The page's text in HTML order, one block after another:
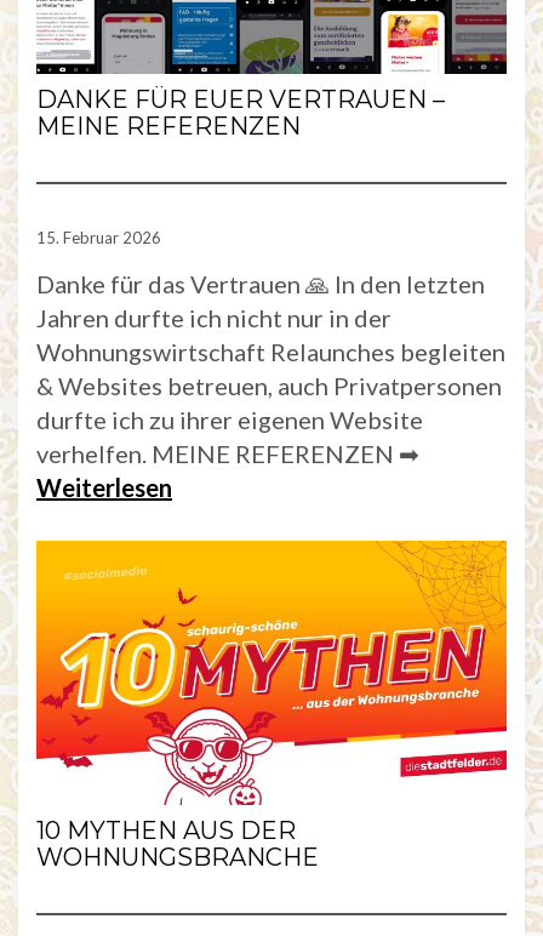
DANKE FÜR EUER VERTRAUEN –
MEINE REFERENZEN
15. Februar 2026
Danke für das Vertrauen 🙏 In den letzten
Jahren durfte ich nicht nur in der
Wohnungswirtschaft Relaunches begleiten
& Websites betreuen, auch Privatpersonen
durfte ich zu ihrer eigenen Website
verhelfen. MEINE REFERENZEN ➡
Weiterlesen
10 MYTHEN AUS DER
WOHNUNGSBRANCHE